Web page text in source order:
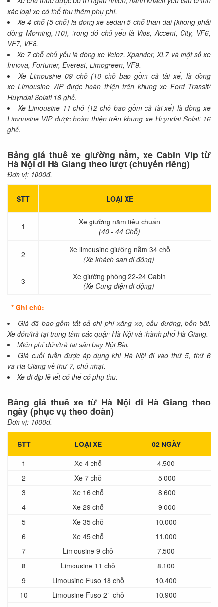
xác loại xe có thể thu thêm phụ phí.
Xe 4 chỗ (5 chỗ) là dòng xe sedan 5 chỗ thân dài (không phải
dòng Morning, i10), trong đó chủ yếu là Vios, Accent, City, VF6,
VF7, VF8.
Xe 7 chỗ chủ yếu là dòng xe Veloz, Xpander, XL7 và một số xe
Innova, Fortuner, Everest, Limogreen, VF9.
Xe Limousine 09 chỗ (10 chỗ bao gồm cả tài xế) là dòng
xe Limousine VIP được hoàn thiện trên khung xe Ford Transit/
Huyndai Solati 16 ghế.
Xe Limousine 11 chỗ (12 chỗ bao gồm cả tài xế) là dòng xe
Limousine VIP được hoàn thiện trên khung xe Huyndai Solati 16
ghế.
Bảng giá thuê xe giường nằm, xe Cabin Vip từ
Hà Nội đi Hà Giangtheo lượt (chuyến riêng)
Đơn vị: 1000đ.
STT LOẠI XE
1
Xe giường nằm tiêu chuẩn
(40 - 44 Chỗ)
2
Xe limousine giường nằm 34 chỗ
(Xe khách sạn di động)
3
Xe giường phòng 22-24 Cabin
(Xe Cung điện di động)
* Ghi chú:
Giá đã bao gồm tất cả chi phí xăng xe, cầu đường, bến bãi.
Xe đón/trả tại trung tâm các quận Hà Nội và thành phố Hà Giang.
Miễn phí đón/trả tại sân bay Nội Bài.
Giá cuối tuần được áp dụng khi Hà Nội đi vào thứ 5, thứ 6
và Hà Giang về thứ 7, chủ nhật.
Xe đi dịp lễ tết có thể có phụ thu.
Bảng giá thuê xe từ Hà Nội đi Hà Giang theo
ngày(phục vụ theo đoàn)
Đơn vị: 1000đ.
STT LOẠI XE 02 NGÀY
1
Xe 4 chỗ 4.500
2
Xe 7 chỗ 5.000
3
Xe 16 chỗ 8.600
4
Xe 29 chỗ 9.000
5
Xe 35 chỗ
10.000
6
Xe 45 chỗ
11.000
7
Limousine 9 chỗ 7.500
8
Limousine 11 chỗ 8.100
9
Limousine Fuso 18 chỗ 10.400
10
Limousine Fuso 21 chỗ 10.900